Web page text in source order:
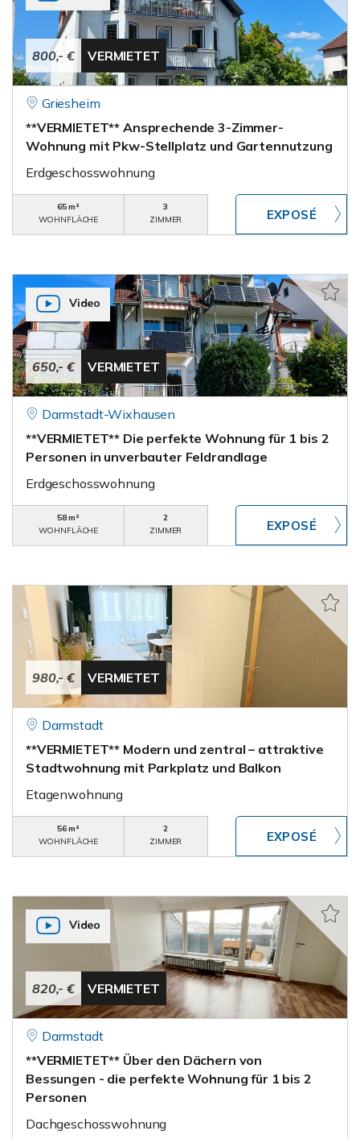
800,- € VERMIETET
Griesheim
**VERMIETET** Ansprechende 3-Zimmer-
Wohnung mit Pkw-Stellplatz und Gartennutzung
Erdgeschosswohnung
65 m²
WOHNFLÄCHE
3
ZIMMER
650,- € VERMIETET
Video
Darmstadt-Wixhausen
**VERMIETET** Die perfekte Wohnung für 1 bis 2
Personen in unverbauter Feldrandlage
Erdgeschosswohnung
58 m²
WOHNFLÄCHE
2
ZIMMER
980,- € VERMIETET
Darmstadt
**VERMIETET** Modern und zentral – attraktive
Stadtwohnung mit Parkplatz und Balkon
Etagenwohnung
56 m²
WOHNFLÄCHE
2
ZIMMER
820,- € VERMIETET
Video
Darmstadt
**VERMIETET** Über den Dächern von
Bessungen - die perfekte Wohnung für 1 bis 2
Personen
Dachgeschosswohnung